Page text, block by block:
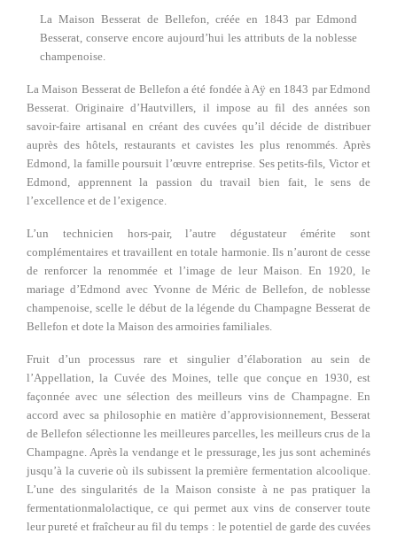
La Maison Besserat de Bellefon, créée en 1843 par Edmond
Besserat, conserve encore aujourd’hui les attributs de la noblesse
champenoise.
La Maison Besserat de Bellefon a été fondée à Aÿ en 1843 par Edmond
Besserat. Originaire d’Hautvillers, il impose au fil des années son
savoir-faire artisanal en créant des cuvées qu’il décide de distribuer
auprès des hôtels, restaurants et cavistes les plus renommés. Après
Edmond, la famille poursuit l’œuvre entreprise. Ses petits-fils, Victor et
Edmond, apprennent la passion du travail bien fait, le sens de
l’excellence et de l’exigence.
L’un technicien hors-pair, l’autre dégustateur émérite sont
complémentaires et travaillent en totale harmonie. Ils n’auront de cesse
de renforcer la renommée et l’image de leur Maison. En 1920, le
mariage d’Edmond avec Yvonne de Méric de Bellefon, de noblesse
champenoise, scelle le début de la légende du Champagne Besserat de
Bellefon et dote la Maison des armoiries familiales.
Fruit d’un processus rare et singulier d’élaboration au sein de
l’Appellation, la Cuvée des Moines, telle que conçue en 1930, est
façonnée avec une sélection des meilleurs vins de Champagne. En
accord avec sa philosophie en matière d’approvisionnement, Besserat
de Bellefon sélectionne les meilleures parcelles, les meilleurs crus de la
Champagne. Après la vendange et le pressurage, les jus sont acheminés
jusqu’à la cuverie où ils subissent la première fermentation alcoolique.
L’une des singularités de la Maison consiste à ne pas pratiquer la
fermentationmalolactique, ce qui permet aux vins de conserver toute
leur pureté et fraîcheur au fil du temps : le potentiel de garde des cuvées